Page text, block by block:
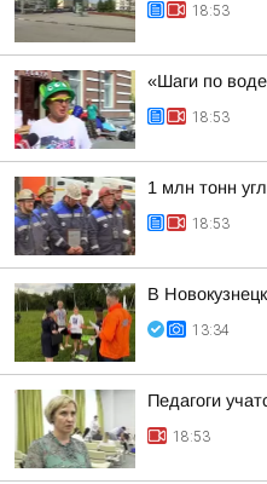
18:53
«Шаги по
18:53
1 млн тонн
18:53
В
13:34
Педагоги
18:53